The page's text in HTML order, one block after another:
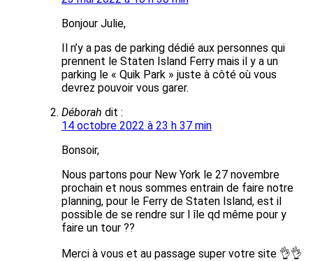
Bonjour Julie,
Il n’y a pas de parking dédié aux personnes qui
prennent le Staten Island Ferry mais il y a un
parking le « Quik Park » juste à côté où vous
devrez pouvoir vous garer.
Déborah dit :
14 octobre 2022 à 23 h 37 min
Bonsoir,
Nous partons pour New York le 27 novembre
prochain et nous sommes entrain de faire notre
planning, pour le Ferry de Staten Island, est il
possible de se rendre sur l île qd même pour y
faire un tour ??
Merci à vous et au passage super votre site 👌👌